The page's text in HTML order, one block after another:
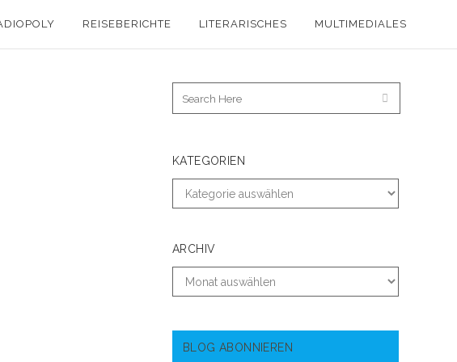
REISEBERICHTE LITERARISCHES MULTIMEDIALES
KATEGORIEN
ARCHIV
BLOG ABONNIEREN